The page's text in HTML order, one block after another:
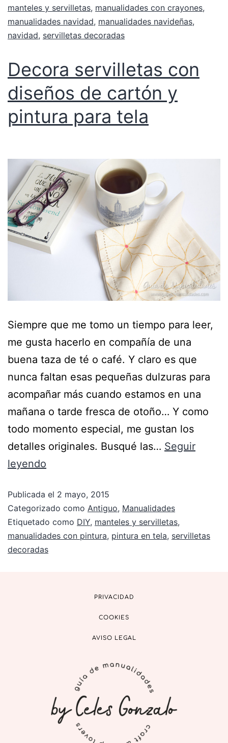
manteles y servilletas, manualidades con crayones,
manualidades navidad, manualidades navideñas,
navidad, servilletas decoradas
Decora servilletas con
diseños de cartón y
pintura para tela
Siempre que me tomo un tiempo para leer,
me gusta hacerlo en compañía de una
buena taza de té o café. Y claro es que
nunca faltan esas pequeñas dulzuras para
acompañar más cuando estamos en una
mañana o tarde fresca de otoño… Y como
todo momento especial, me gustan los
detalles originales. Busqué las… Seguir
leyendo
Publicada el 2 mayo, 2015
Categorizado como Antiguo, Manualidades
Etiquetado como DIY, manteles y servilletas,
manualidades con pintura, pintura en tela, servilletas
decoradas
PRIVACIDAD
COOKIES
AVISO LEGAL